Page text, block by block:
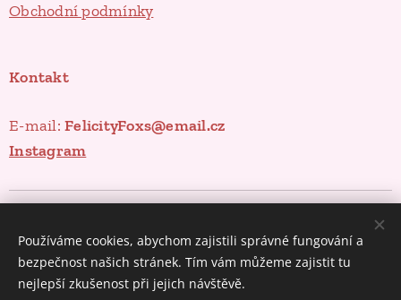
Obchodní podmínky
Kontakt
E-mail:FelicityFoxs@email.cz
Instagram
Měna
CZK Kč
EUR €
Používáme cookies, abychom zajistili správné fungování a
bezpečnost našich stránek. Tím vám můžeme zajistit tu
nejlepší zkušenost při jejich návštěvě.